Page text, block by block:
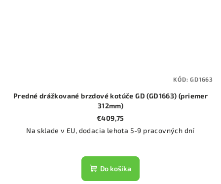
Predné drážkované brzdové kotúče GD (GD1663) (priemer
312mm)
€409,75
Na sklade v EU, dodacia lehota 5-9 pracovných dní
Do košíka
KÓD:GD1663